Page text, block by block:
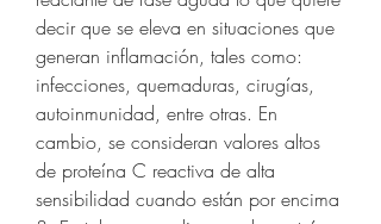
decir que se eleva en situaciones que
generan inflamación, tales como:
infecciones, quemaduras, cirugías,
autoinmunidad, entre otras. En
cambio, se consideran valores altos
de proteína C reactiva de alta
sensibilidad cuando están por encima